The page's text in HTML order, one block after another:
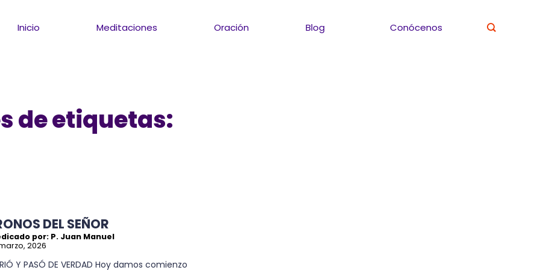
Inicio Meditaciones Oración Blog Conócenos
de etiquetas:
DEL SEÑOR
por: P. Juan Manuel
2026
Y PASÓ DE VERDAD Hoy damos comienzo